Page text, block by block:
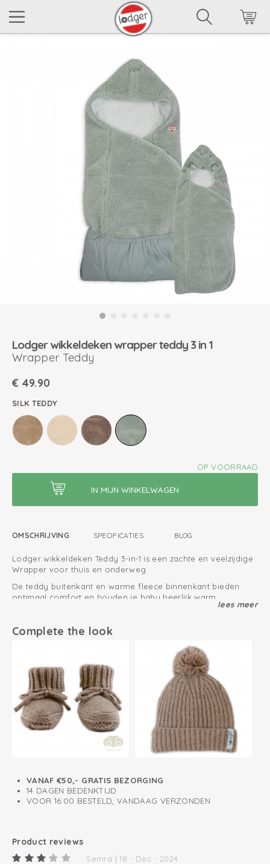
Lodger wikkeldeken wrapper teddy 3 in 1
Wrapper Teddy
€ 49.90
SILK TEDDY
OP VOORRAAD
OMSCHRIJVING SPECIFICATIES BLOG
Lodger wikkeldeken Teddy 3-in-1 is een zachte en veelzijdige
Wrapper voor thuis en onderweg.
De teddy buitenkant en warme fleece binnenkant bieden
optimaal comfort en houden je baby heerlijk warm.
Dankzij de handige klittenbandsluiting wikkel je je baby
inwikkeldeken geschikt vanaf geboorte tot ca. 9 maanden.
Met openingen voor gebruik in de autostoel en een
capuchonfunctie voor extra warmte. Comfort en gemak in
Deze Lodger wikkeldeken teddy is verkrijgbaar in meerdere
kleuren zoals beige, creme, groen en bruin
Zo houd jij je fleece producten zo lang mogelijk mooi
Direct vanaf de geboorte te gebruiken
Comfortabele en warmteregulerende capuchon
Gevoerd met warm en zacht fleece
lees meer
Complete the look
VANAF €50,- GRATIS BEZORGING
14 DAGEN BEDENKTIJD
VOOR 16:00 BESTELD, VANDAAG VERZONDEN
Product reviews
Semra | 18 - Dec - 2024